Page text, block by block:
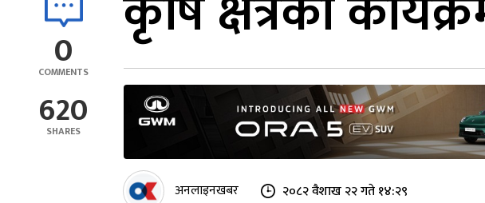
0
COMMENTS
620
SHARES
अनलाइनखबर २०८२ वैशाख २२ गते १४:२९